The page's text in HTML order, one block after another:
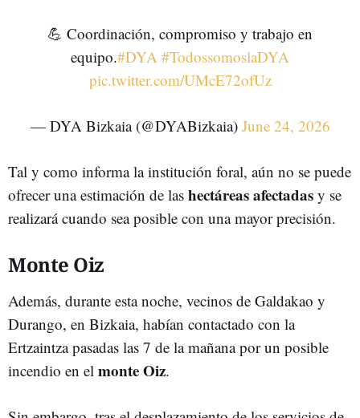
💪 Coordinación, compromiso y trabajo en
equipo.#DYA #TodossomoslaDYA
pic.twitter.com/UMcE72ofUz
— DYA Bizkaia (@DYABizkaia) June 24, 2026
Tal y como informa la institución foral, aún no se puede
ofrecer una estimación de las hectáreas afectadas y se
realizará cuando sea posible con una mayor precisión.
Monte Oiz
Además, durante esta noche, vecinos de Galdakao y
Durango, en Bizkaia, habían contactado con la
Ertzaintza pasadas las 7 de la mañana por un posible
incendio en el monte Oiz.